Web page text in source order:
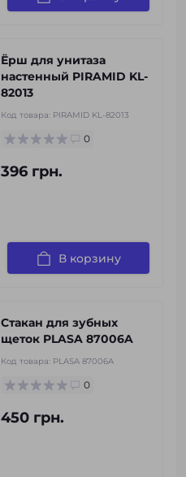
Ёрш для унитаза
настенный PIRAMID KL-
82013
Код товара: PIRAMID KL-82013
0
396 грн.
В корзину
Стакан для зубных
щеток PLASA 87006A
Код товара: PLASA 87006A
0
450 грн.